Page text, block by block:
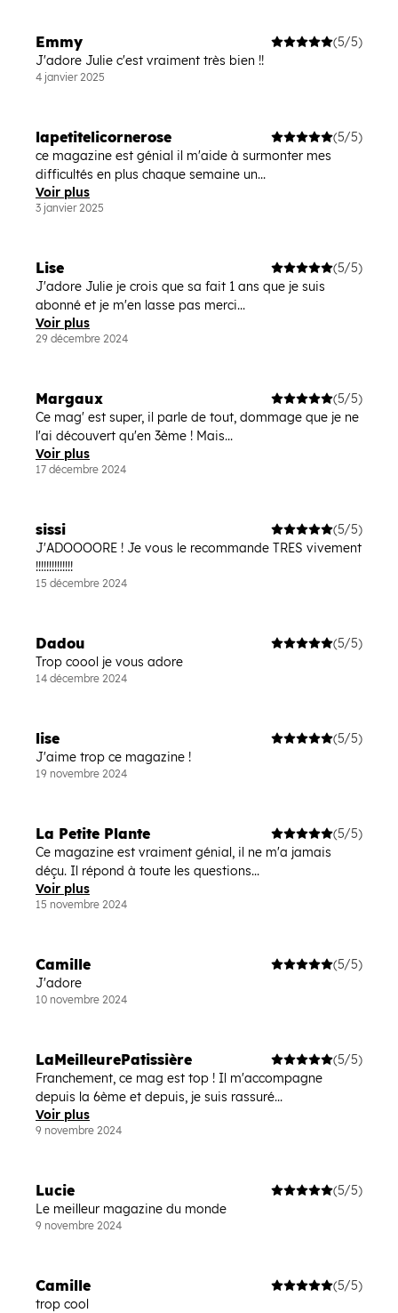
Emmy
(5/5)
J'adore Julie c'est vraiment très bien !!
4 janvier 2025
lapetitelicornerose
(5/5)
ce magazine est génial il m'aide à surmonter mes
difficultés en plus chaque semaine un...
Voir plus
3 janvier 2025
Lise
(5/5)
J'adore Julie je crois que sa fait 1 ans que je suis
abonné et je m'en lasse pas merci...
Voir plus
29 décembre 2024
Margaux
(5/5)
Ce mag' est super, il parle de tout, dommage que je ne
l'ai découvert qu'en 3ème ! Mais...
Voir plus
17 décembre 2024
sissi
(5/5)
J'ADOOOORE ! Je vous le recommande TRES vivement
!!!!!!!!!!!!!!
15 décembre 2024
Dadou
(5/5)
Trop coool je vous adore
14 décembre 2024
lise
(5/5)
J'aime trop ce magazine !
19 novembre 2024
La Petite Plante
(5/5)
Ce magazine est vraiment génial, il ne m'a jamais
déçu. Il répond à toute les questions...
Voir plus
15 novembre 2024
Camille
(5/5)
J'adore
10 novembre 2024
LaMeilleurePatissière
(5/5)
Franchement, ce mag est top ! Il m'accompagne
depuis la 6ème et depuis, je suis rassuré...
Voir plus
9 novembre 2024
Lucie
(5/5)
Le meilleur magazine du monde
9 novembre 2024
Camille
(5/5)
trop cool